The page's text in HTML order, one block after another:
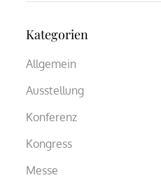
Kategorien
Allgemein
Ausstellung
Konferenz
Kongress
Messe